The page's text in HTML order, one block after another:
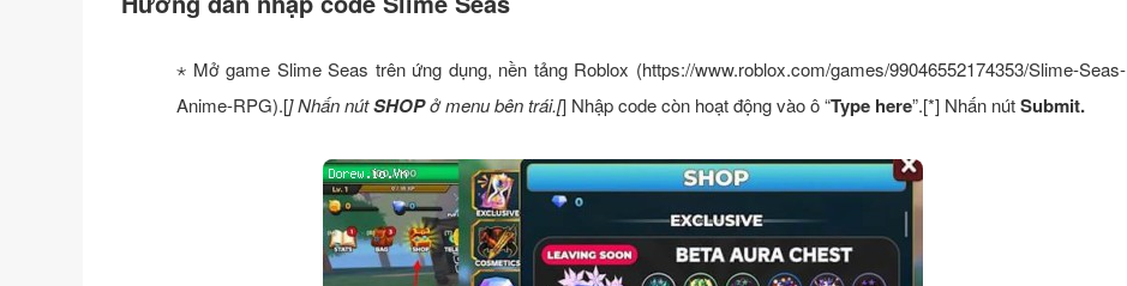
⋆ Mở game Slime Seas trên ứng dụng, nền tảng Roblox (https://www.roblox.com/games/99046552174353/Slime-Seas-
Anime-RPG).[] Nhấn nútSHOPở menu bên trái.[] Nhập code còn hoạt động vào ô “Type here”.[*] Nhấn nútSubmit.